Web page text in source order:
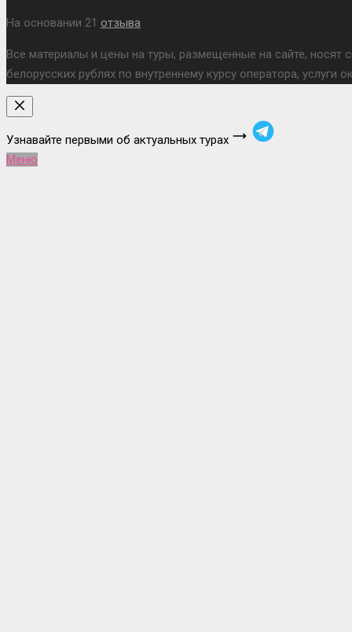
На основании 21 отзыва
Все материалы и цены на туры, размещенные на сайте, носят
белорусских рублях по внутреннему курсу оператора,
Узнавайте первыми об актуальных турах
Меню